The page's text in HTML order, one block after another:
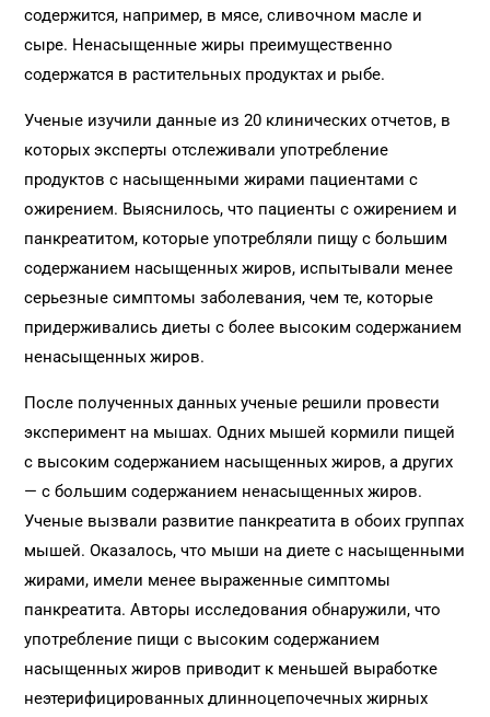
содержится, например, в мясе, сливочном масле и
сыре. Ненасыщенные жиры преимущественно
содержатся в растительных продуктах и рыбе.
Ученые изучили данные из 20 клинических отчетов, в
которых эксперты отслеживали употребление
продуктов с насыщенными жирами пациентами с
ожирением. Выяснилось, что пациенты с ожирением и
панкреатитом, которые употребляли пищу с большим
содержанием насыщенных жиров, испытывали менее
серьезные симптомы заболевания, чем те, которые
придерживались диеты с более высоким содержанием
ненасыщенных жиров.
После полученных данных ученые решили провести
эксперимент на мышах. Одних мышей кормили пищей
с высоким содержанием насыщенных жиров, а других
— с большим содержанием ненасыщенных жиров.
Ученые вызвали развитие панкреатита в обоих группах
мышей. Оказалось, что мыши на диете с насыщенными
жирами, имели менее выраженные симптомы
панкреатита. Авторы исследования обнаружили, что
употребление пищи с высоким содержанием
насыщенных жиров приводит к меньшей выработке
неэтерифицированных длинноцепочечных жирных